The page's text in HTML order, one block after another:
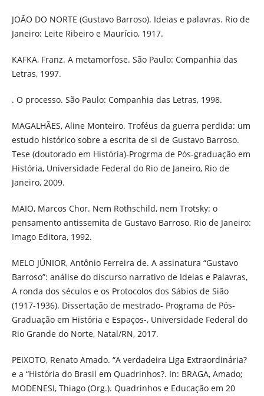
JOÃO DO NORTE (Gustavo Barroso). Ideias e palavras. Rio de
Janeiro: Leite Ribeiro e Maurício, 1917.
KAFKA, Franz. A metamorfose. São Paulo: Companhia das
Letras, 1997.
. O processo. São Paulo: Companhia das Letras, 1998.
MAGALHÃES, Aline Monteiro. Troféus da guerra perdida: um
estudo histórico sobre a escrita de si de Gustavo Barroso.
Tese (doutorado em História)-Progrma de Pós-graduação em
História, Universidade Federal do Rio de Janeiro, Rio de
Janeiro, 2009.
MAIO, Marcos Chor. Nem Rothschild, nem Trotsky: o
pensamento antissemita de Gustavo Barroso. Rio de Janeiro:
Imago Editora, 1992.
MELO JÚNIOR, Antônio Ferreira de. A assinatura “Gustavo
Barroso”: análise do discurso narrativo de Ideias e Palavras,
A ronda dos séculos e os Protocolos dos Sábios de Sião
(1917-1936). Dissertação de mestrado- Programa de Pós-
Graduação em História e Espaços-, Universidade Federal do
Rio Grande do Norte, Natal/RN, 2017.
PEIXOTO, Renato Amado. “A verdadeira Liga Extraordinária?
e a “História do Brasil em Quadrinhos?. In: BRAGA, Amado;
MODENESI, Thiago (Org.). Quadrinhos e Educação em 20